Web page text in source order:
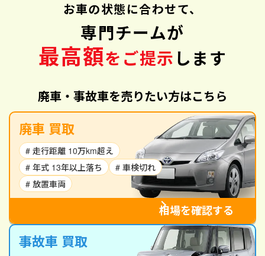
お車の状態に合わせて、
専門チームが
最高額をご提示 します
廃車・事故車を売りたい方はこちら
廃車 買取
# 走行距離 10万km超え
# 年式 13年以上落ち
# 車検切れ
# 放置車両
相場を確認する
事故車 買取